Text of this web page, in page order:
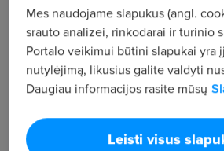
Formuoti ir nuosekliai stiprinti
prekinių ženklų pozicionavimą
Užtikrinti pardavimų ir
ieškant efektyvesnių sprendimų;
Mes naudojame slapukus (angl.
srauto analizei, rinkodarai ir turinio
Portalo veikimui būtini slapukai yra
nutylėjimą, likusius galite valdyti
Daugiau informacijos rasite mūsų
Leisti visus